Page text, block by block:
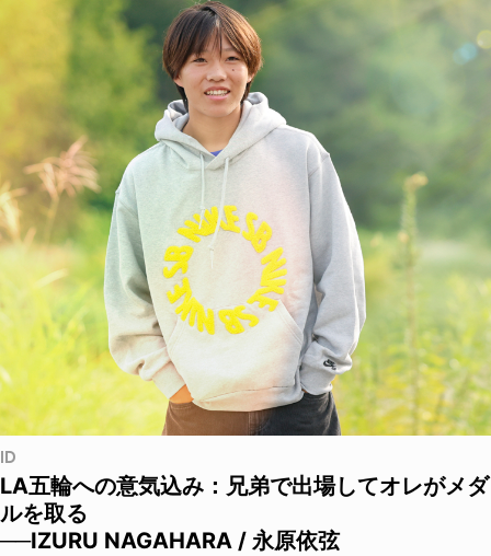
ID
LA五輪への意気込み：兄弟で出場してオレがメダ
ルを取る
──IZURU NAGAHARA / 永原依弦